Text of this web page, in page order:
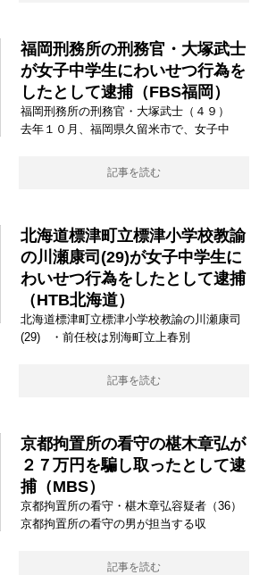
福岡刑務所の刑務官・大塚武士
が女子中学生にわいせつ行為を
したとして逮捕（FBS福岡）
福岡刑務所の刑務官・大塚武士（４９）
去年１０月、福岡県久留米市で、女子中
記事を読む
北海道標津町立標津小学校教諭
の川瀬康司(29)が女子中学生に
わいせつ行為をしたとして逮捕
（HTB北海道）
北海道標津町立標津小学校教諭の川瀬康司
(29) ・前任校は別海町立上春別
記事を読む
京都拘置所の看守の椹木章弘が
２７万円を騙し取ったとして逮
捕（MBS）
京都拘置所の看守・椹木章弘容疑者（36）
京都拘置所の看守の男が担当する収
記事を読む